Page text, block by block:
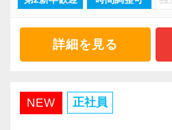
で悩まずにどんどん聞ける
できるはずです。
まったくの未経験者は、一
までが大変かもしれません
昇級は年に2回の自己申請
ジできます。
【定期的な班替えや席替え
を学べる体制！】
将来会計事務所で活躍した
方、お待ちしています！
【実務型研修・教育制度充
れからの会計業界で生き残
い環境づくりを積極的に推
長く安心して働ける環境
おりますので、当社で将
ませんか？
ます。
2021年6月に「渋谷オフィ
後「新宿オフィス」「大
オフィス」が拡張移転！
さらに2022年12月には「
詳細を見る
NEW 正社員